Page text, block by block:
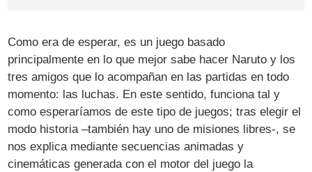
Como era de esperar, es un juego basado
principalmente en lo que mejor sabe hacer Naruto y los
tres amigos que lo acompañan en las partidas en todo
momento: las luchas. En este sentido, funciona tal y
como esperaríamos de este tipo de juegos; tras elegir el
modo historia –también hay uno de misiones libres-, se
nos explica mediante secuencias animadas y
cinemáticas generada con el motor del juego la